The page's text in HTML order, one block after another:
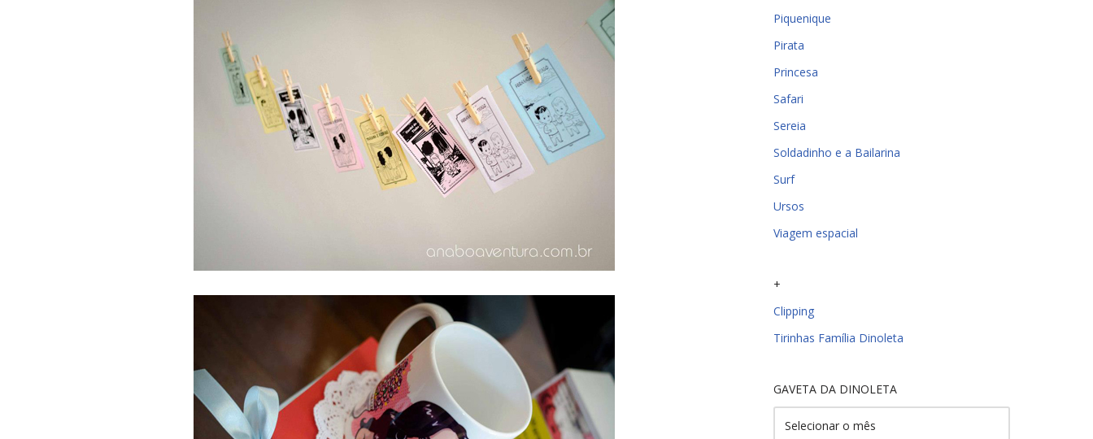
Piquenique
Pirata
Princesa
Safari
Sereia
Soldadinho e a Bailarina
Surf
Ursos
Viagem espacial
+
Clipping
Tirinhas Família Dinoleta
GAVETA DA DINOLETA